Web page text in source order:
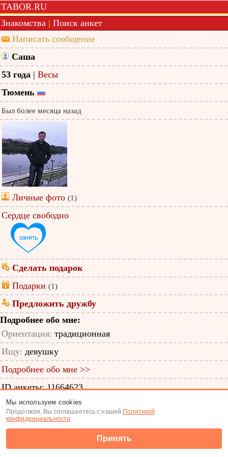
TABOR.RU
Знакомства | Поиск анкет
Написать сообщение
Саша
53 года | Весы
Тюмень
Был более месяца назад
Личные фото (1)
Сердце свободно
Сделать подарок
Подарки (1)
Предложить дружбу
Подробнее обо мне:
Ориентация: традиционная
Ищу: девушку
Подробнее обо мне >>
ID анкеты: 11664623
Знакомства|Поиск анкет
(c) Tabor.ru 2026
Мы используем cookies
Продолжая, Вы соглашаетесь с нашей Политикой
конфиденциальности.
Принять